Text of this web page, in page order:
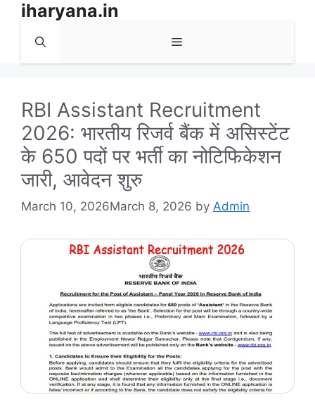
Skip
content
iharyana.in
Menu
RBI Assistant Recruitment
2026: भारतीय रिजर्व बैंक में असिस्टेंट
के 650 पदों पर भर्ती का नोटिफिकेशन
जारी, आवेदन शुरु
March 10, 2026March 8, 2026 by Admin